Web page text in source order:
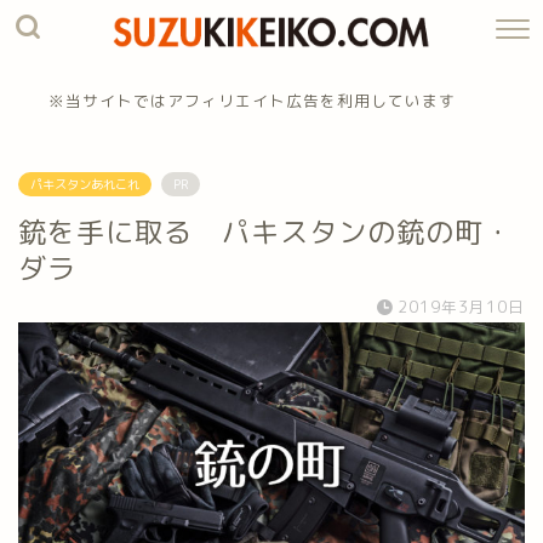
※当サイトではアフィリエイト広告を利用しています
パキスタンあれこれ PR
銃を手に取る パキスタンの銃の町・
ダラ
2019年3月10日